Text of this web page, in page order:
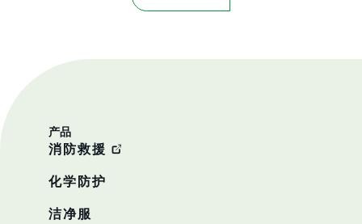
产品
消防救援
化学防护
洁净服